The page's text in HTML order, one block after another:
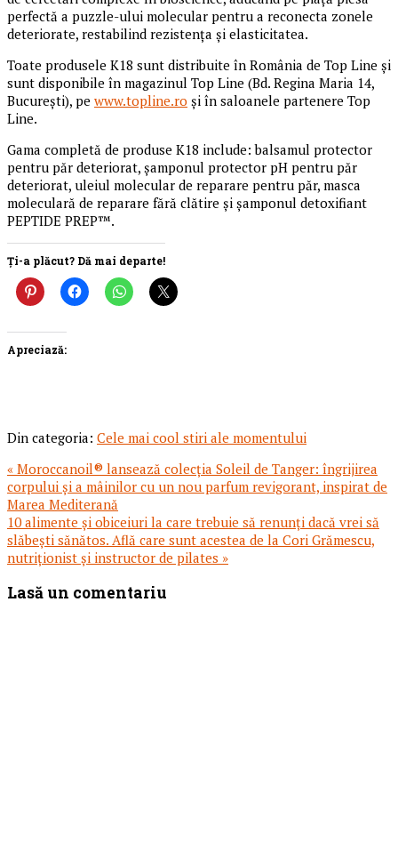
perfectă a puzzle-ului molecular pentru a reconecta zonele
deteriorate, restabilind rezistența și elasticitatea.
Toate produsele K18 sunt distribuite în România de Top Line și
sunt disponibile în magazinul Top Line (Bd. Regina Maria 14,
București), pe www.topline.ro și în saloanele partenere Top
Line.
Gama completă de produse K18 include: balsamul protector
pentru păr deteriorat, șamponul protector pH pentru păr
deteriorat, uleiul molecular de reparare pentru păr, masca
moleculară de reparare fără clătire și șamponul detoxifiant
PEPTIDE PREP™.
Ți-a plăcut? Dă mai departe!
Apreciază:
Din categoria: Cele mai cool stiri ale momentului
Articol
anterior:
« Moroccanoil® lansează colecția Soleil de Tanger: îngrijirea
corpului și a mâinilor cu un nou parfum revigorant, inspirat de
Marea Mediterană
Articolul
urmator:
10 alimente și obiceiuri la care trebuie să renunți dacă vrei să
slăbești sănătos. Află care sunt acestea de la Cori Grămescu,
nutriționist și instructor de pilates »
Reader
Interactions
Lasă un comentariu